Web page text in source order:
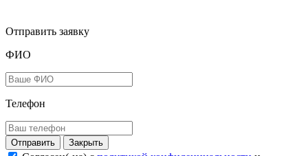
Отправить заявку
ФИО
Телефон
Закрыть